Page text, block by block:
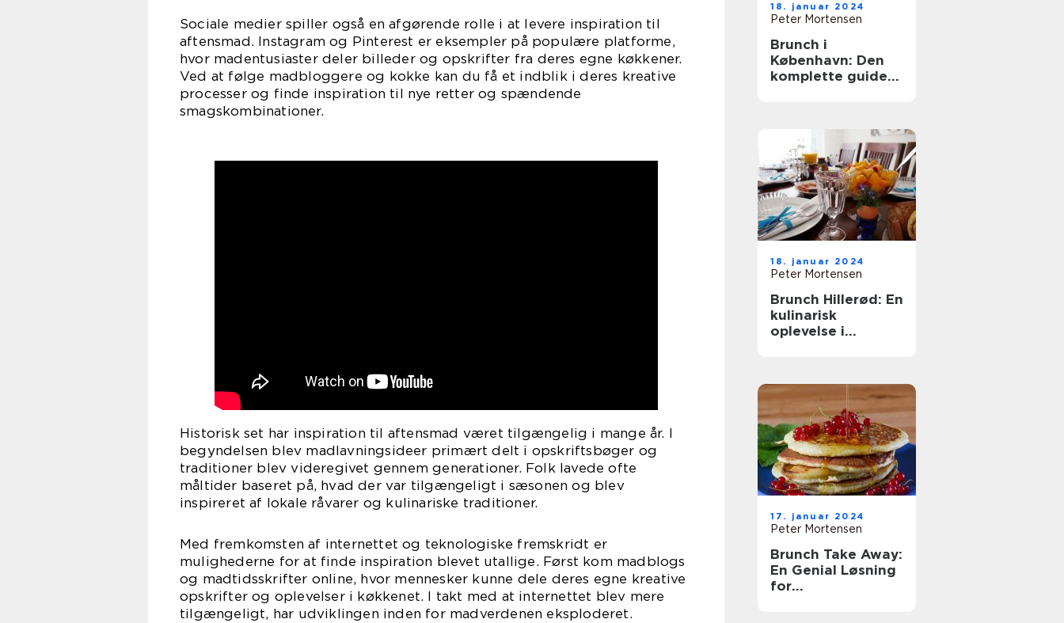
Sociale medier spiller også en afgørende rolle i at levere inspiration til
aftensmad. Instagram og Pinterest er eksempler på populære platforme,
hvor madentusiaster deler billeder og opskrifter fra deres egne køkkener.
Ved at følge madbloggere og kokke kan du få et indblik i deres kreative
processer og finde inspiration til nye retter og spændende
smagskombinationer.
Historisk set har inspiration til aftensmad været tilgængelig i mange år. I
begyndelsen blev madlavningsideer primært delt i opskriftsbøger og
traditioner blev videregivet gennem generationer. Folk lavede ofte
måltider baseret på, hvad der var tilgængeligt i sæsonen og blev
inspireret af lokale råvarer og kulinariske traditioner.
Med fremkomsten af internettet og teknologiske fremskridt er
mulighederne for at finde inspiration blevet utallige. Først kom madblogs
og madtidsskrifter online, hvor mennesker kunne dele deres egne kreative
opskrifter og oplevelser i køkkenet. I takt med at internettet blev mere
tilgængeligt, har udviklingen inden for madverdenen eksploderet.
18. januar 2024
Peter Mortensen
Brunch i
København: Den
komplette guide
18. januar 2024
Peter Mortensen
Brunch Hillerød: En
kulinarisk
oplevelse i
17. januar 2024
Peter Mortensen
Brunch Take Away:
En Genial Løsning
for